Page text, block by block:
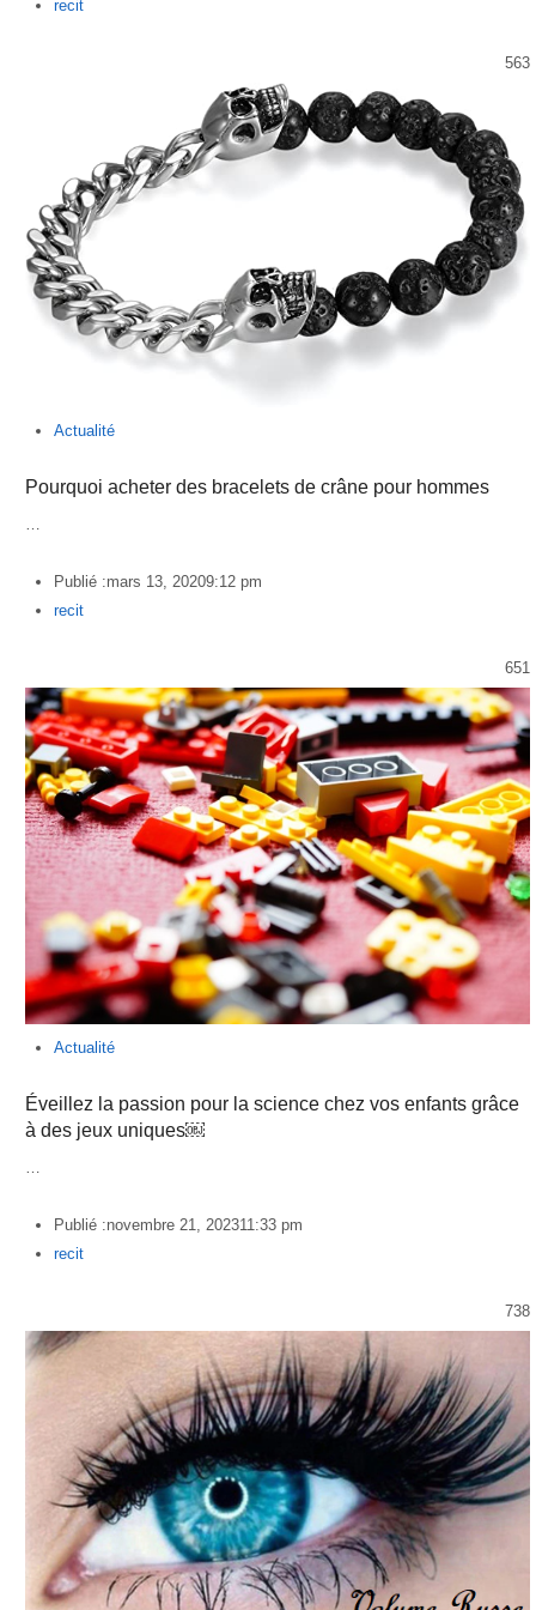
Author
recit
563
Actualité
Pourquoi acheter des bracelets de crâne pour hommes
Publié :mars 13, 20209:12 pm
Author
recit
651
Actualité
Éveillez la passion pour la science chez vos enfants grâce
à des jeux uniques￼
Publié :novembre 21, 202311:33 pm
Author
recit
738